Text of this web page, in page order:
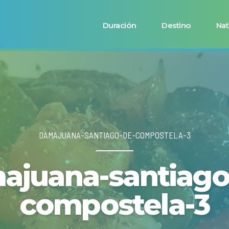
Duración Destino
DAMAJUANA-SANTIAGO-DE-COMPOSTELA-3
compostela-3